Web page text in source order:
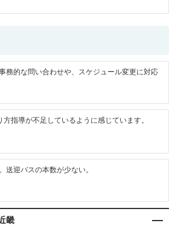
務的な問い合わせや、スケジュール変更に対応
方指導が不足しているように感じています。
送迎バスの本数が少ない。
畿